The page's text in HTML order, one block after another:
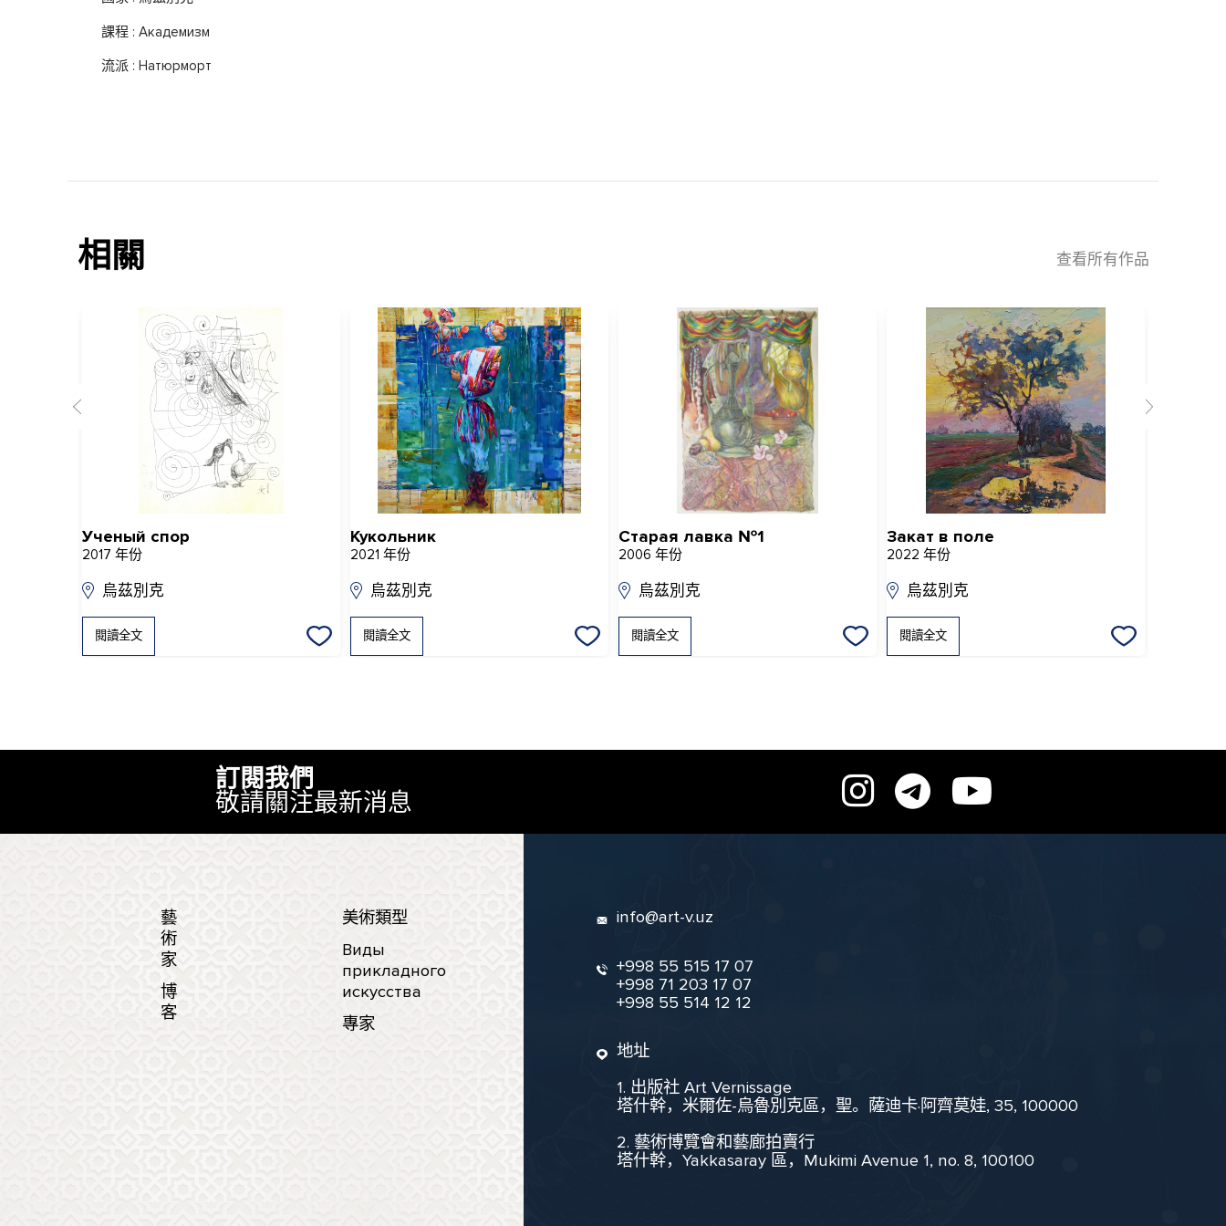
課程 : Академизм
流派 : Натюрморт
相關 查看所有作品
Ученый спор
2017 年份
烏茲別克
閱讀全文
Кукольник
2021 年份
烏茲別克
閱讀全文
Старая лавка №1
2006 年份
烏茲別克
閱讀全文
Закат в поле
2022 年份
烏茲別克
閱讀全文
訂閱我們
敬請關注最新消息
藝
術
家
博
客
美術類型
Виды
прикладного
искусства
專家
info@art-v.uz
+998 55 515 17 07
+998 71 203 17 07
+998 55 514 12 12
地址
1. 出版社 Art Vernissage
塔什幹，米爾佐-烏魯別克區，聖。薩迪卡·阿齊莫娃, 35, 100000
2. 藝術博覽會和藝廊拍賣行
塔什幹，Yakkasaray 區，Mukimi Avenue 1, no. 8, 100100